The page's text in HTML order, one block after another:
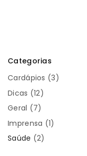
Categorias
Cardápios (3)
Dicas (12)
Geral (7)
Imprensa (1)
Saúde (2)